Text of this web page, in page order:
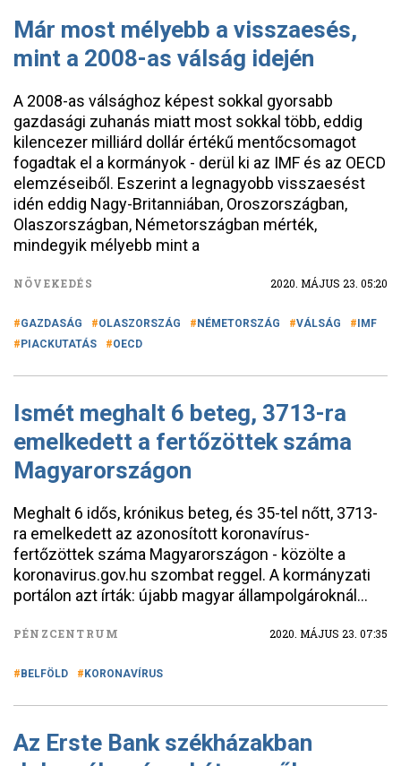
Már most mélyebb a visszaesés,
mint a 2008-as válság idején
A 2008-as válsághoz képest sokkal gyorsabb
gazdasági zuhanás miatt most sokkal több, eddig
kilencezer milliárd dollár értékű mentőcsomagot
fogadtak el a kormányok - derül ki az IMF és az OECD
elemzéseiből. Eszerint a legnagyobb visszaesést
idén eddig Nagy-Britanniában, Oroszországban,
Olaszországban, Németországban mérték,
mindegyik mélyebb mint a
NÖVEKEDÉS 2020. MÁJUS 23. 05:20
GAZDASÁG OLASZORSZÁG NÉMETORSZÁG VÁLSÁG
IMF
PIACKUTATÁS
OECD
Ismét meghalt 6 beteg, 3713-ra
emelkedett a fertőzöttek száma
Magyarországon
Meghalt 6 idős, krónikus beteg, és 35-tel nőtt, 3713-
ra emelkedett az azonosított koronavírus-
fertőzöttek száma Magyarországon - közölte a
koronavirus.gov.hu szombat reggel. A kormányzati
portálon azt írták: újabb magyar állampolgároknál...
PÉNZCENTRUM 2020. MÁJUS 23. 07:35
BELFÖLD KORONAVÍRUS
Az Erste Bank székházakban